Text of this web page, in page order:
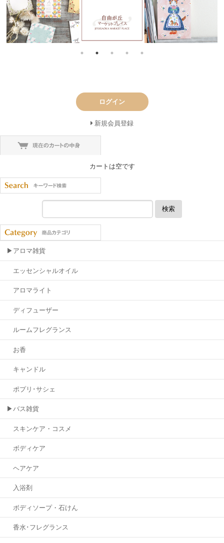
ログイン
新規会員登録
カートは空です
検索
▶アロマ雑貨
エッセンシャルオイル
アロマライト
ディフューザー
ルームフレグランス
お香
キャンドル
ポプリ･サシェ
▶バス雑貨
スキンケア・コスメ
ボディケア
ヘアケア
入浴剤
ボディソープ・石けん
香水･フレグランス